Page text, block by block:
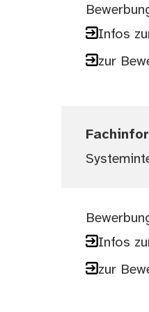
Infos
zur
Infos
zur